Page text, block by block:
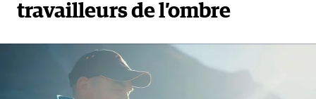
travailleurs de l’ombre